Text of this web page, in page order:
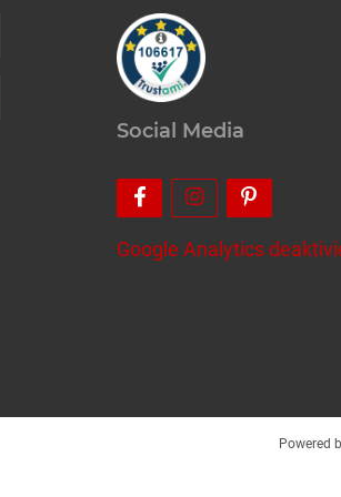
Social Media
Google Analytics
Powered